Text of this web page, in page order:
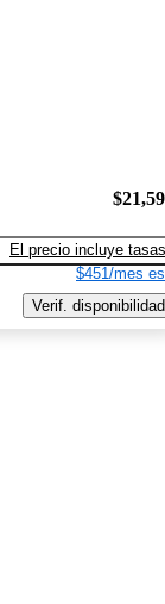
El precio incluye tasas
$451/mes
Verif. disponibilidad